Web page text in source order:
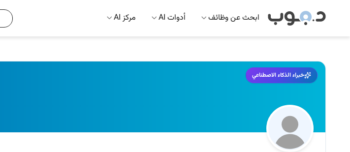
ابحث عن وظائف أدوات AI مركز AI
خبراء الذكاء الاصطناعي